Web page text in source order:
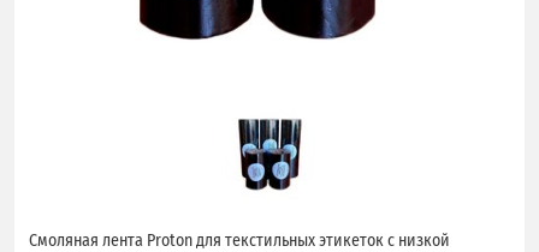
Смоляная лента Proton для текстильных этикеток с низкой